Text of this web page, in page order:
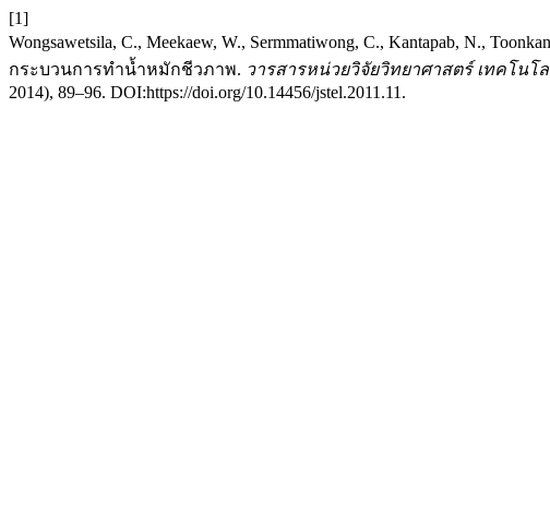
[1]
Wongsawetsila, C., Meekaew, W., Sermmatiwong, C., Kantapab, N.,
กระบวนการทำน้ำหมักชีวภาพ. วารสารหน่วยวิจัยวิทยาศาสตร์ เทคโนโลยี
2014), 89–96. DOI:https://doi.org/10.14456/jstel.2011.11.